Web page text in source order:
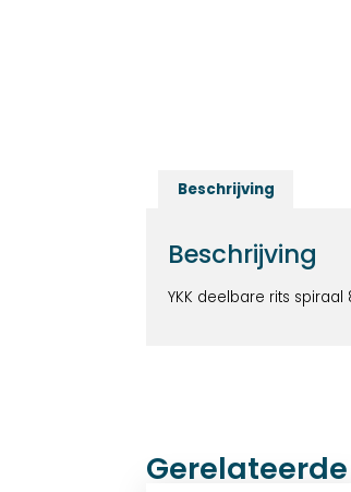
Beschrijving
Beschrijving
YKK deelbare rits